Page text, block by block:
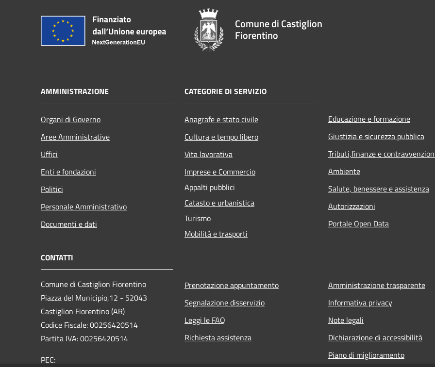
Comune di Castiglion
Fiorentino
AMMINISTRAZIONE
Organi di Governo
Aree Amministrative
Uffici
Enti e fondazioni
Politici
Personale Amministrativo
Documenti e dati
CATEGORIE DI SERVIZIO
Anagrafe e stato civile
Cultura e tempo libero
Vita lavorativa
Imprese e Commercio
Appalti pubblici
Catasto e urbanistica
Turismo
Mobilità e trasporti
Educazione e formazione
Giustizia e sicurezza pubblica
Tributi,finanze e
Ambiente
Salute, benessere e assistenza
Autorizzazioni
Portale Open Data
CONTATTI
Comune di Castiglion Fiorentino
Piazza del Municipio,12 - 52043
Castiglion Fiorentino (AR)
Codice Fiscale: 00256420514
Partita IVA: 00256420514
PEC:
Prenotazione appuntamento
Segnalazione disservizio
Leggi le FAQ
Richiesta assistenza
Amministrazione trasparente
Informativa privacy
Note legali
Dichiarazione di accessibilità
Piano di miglioramento